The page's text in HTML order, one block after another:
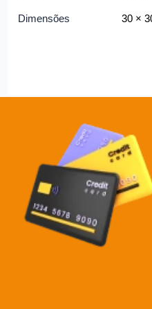
Dimensões 30 ×